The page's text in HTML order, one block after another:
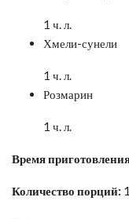
1 ч. л.
Хмели-сунели
1 ч. л.
Розмарин
1 ч. л.
Время
Количество порций: